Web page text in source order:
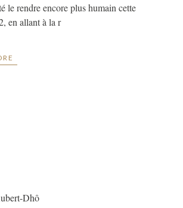
le rendre encore plus humain cette
en allant à la r
Dhô